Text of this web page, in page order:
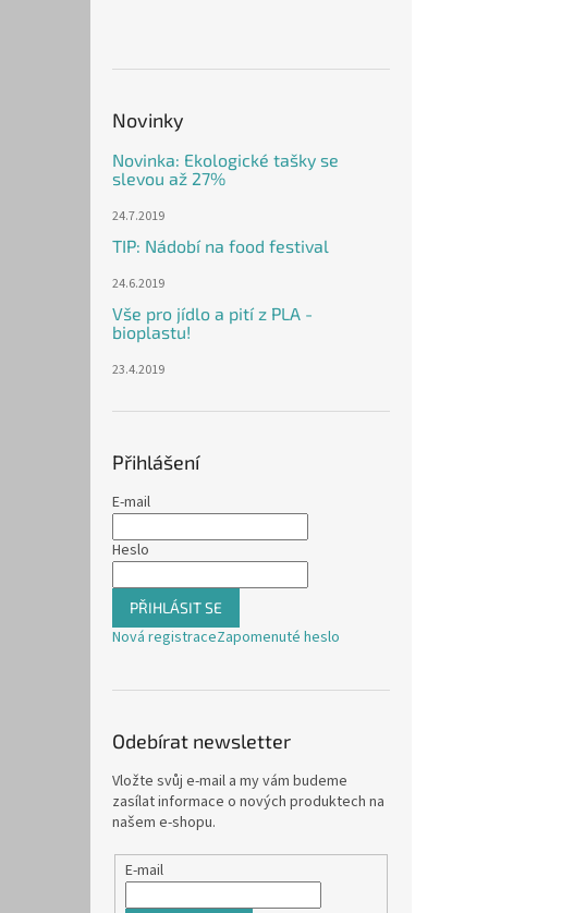
Novinky
Novinka: Ekologické tašky se
slevou až 27%
24.7.2019
TIP: Nádobí na food festival
24.6.2019
Vše pro jídlo a pití z PLA -
bioplastu!
23.4.2019
Přihlášení
E-mail
Heslo
PŘIHLÁSIT SE
Nová registraceZapomenuté heslo
Odebírat newsletter
Vložte svůj e-mail a my vám budeme
zasílat informace o nových produktech na
našem e-shopu.
E-mail